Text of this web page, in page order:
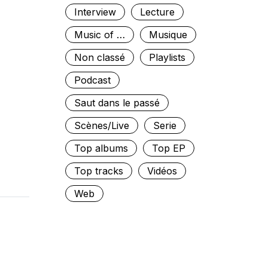
Interview
Lecture
Music of …
Musique
Non classé
Playlists
Podcast
Saut dans le passé
Scènes/Live
Serie
Top albums
Top EP
Top tracks
Vidéos
Web